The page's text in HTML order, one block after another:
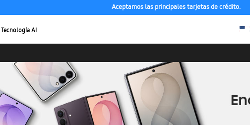
Aceptamos las principales tarjetas de crédito.
Tecnología AI